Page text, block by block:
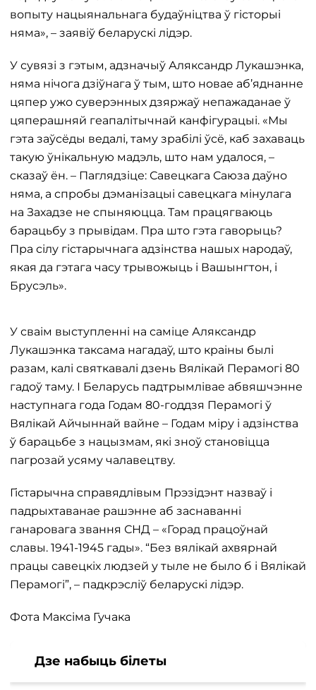
вопыту нацыянальнага будаўніцтва ў гісторыі
няма», – заявіў беларускі лідэр.
У сувязі з гэтым, адзначыў Аляксандр Лукашэнка,
няма нічога дзіўнага ў тым, што новае аб’яднанне
цяпер ужо суверэнных дзяржаў непажаданае ў
цяперашняй геапалітычнай канфігурацыі. «Мы
гэта заўсёды ведалі, таму зрабілі ўсё, каб захаваць
такую ​​ўнікальную мадэль, што нам удалося, –
сказаў ён. – Паглядзіце: Савецкага Саюза даўно
няма, а спробы дэманізацыі савецкага мінулага
на Захадзе не спыняюцца. Там працягваюць
барацьбу з прывідам. Пра што гэта гаворыць?
Пра сілу гістарычнага адзінства нашых народаў,
якая да гэтага часу трывожыць і Вашынгтон, і
Брусэль».
У сваім выступленні на саміце Аляксандр
Лукашэнка таксама нагадаў, што краіны былі
разам, калі святкавалі дзень Вялікай Перамогі 80
гадоў таму. І Беларусь падтрымлівае абвяшчэнне
наступнага года Годам 80-годдзя Перамогі ў
Вялікай Айчыннай вайне – Годам міру і адзінства
ў барацьбе з нацызмам, які зноў становіцца
пагрозай усяму чалавецтву.
Гістарычна справядлівым Прэзідэнт назваў і
падрыхтаванае рашэнне аб заснаванні
ганаровага звання СНД – «Горад працоўнай
славы. 1941-1945 гады». “Без вялікай ахвярнай
працы савецкіх людзей у тыле не было б і Вялікай
Перамогі”, – падкрэсліў беларускі лідэр.
Фота Максіма Гучака
Дзе набыць білеты